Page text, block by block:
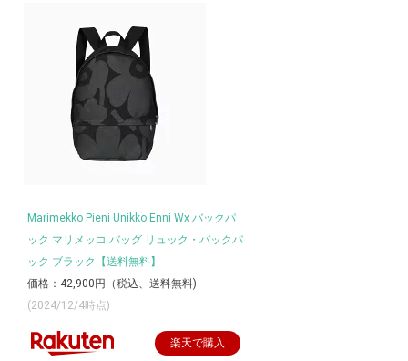
Marimekko Pieni Unikko Enni Wx バックパ
ック マリメッコ バッグ リュック・バックパ
ック ブラック【送料無料】
価格：42,900円（税込、送料無料)
(2024/12/4時点)
楽天で購入